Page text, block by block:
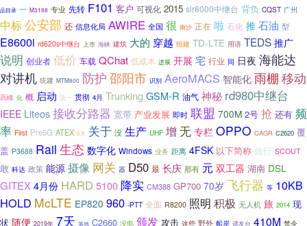
品目录 一 M3188 专业 先转 F101 客户 可视化 2015 slr8000中继台 背负 CQST 广州
中标公安部 还 信息化局 AWIRE 全国 很 南沙 正在 啦 石化 推 石油 型
E8600i rd620s中继台 上市 海峡 建筑 大的 穿越 组建 TD-LTE 用语 TEDS 推广
说明 创业者 低价 车载 QChat 低成本 进展 开展 宅 行业 同 日夜 海能达
对讲机 统建 MTM800 防护 邵阳市 识别 AeroMACS 智能化 雨棚 移动
高峰 化 概 启动 第一 贯彻 4月 TrunkingGSM-R 油气 神秘 rd980中继台
IEEE Liteos 接收分路器 宽带 产业发展 即时 联盟 700M 2号 抢 还有 频
率 First Pre5G ATEX 5月 关于 没 生产 UHF 增 无 专栏 OPPO CAGR C2620 覆
盖 P3688 Rail 生态 数字化 Windows 业务 距离 4FSK 以下简称 施行 SCOUT
敢 科达 政策 能源 摄像 网关 器 D50 最 长庆 那有 元 双工器 湖南 DSL
GITEX 4月份 HARD 5100 降实 CM388 GP700 70岁 飞行器 等 10KB
HOLD McLTE EP820 960 -PTT 全面 R8200 照明 积极 无人机 旅 2014 现
状 随便 2019年 7天 落地 C2660 没电 颁发 攻击 这些 野外 船岸 请友台 410M 禁令